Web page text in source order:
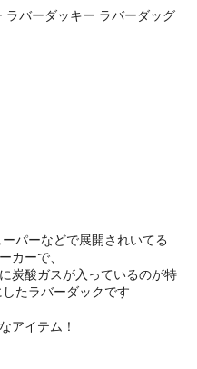
ラバーダッキー ラバーダッグ
パーなどで展開されいてる
カーで、
炭酸ガスが入っているのが特
たラバーダックです
アイテム！